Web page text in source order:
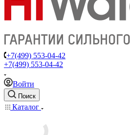
+7(499) 553-04-42
+7(499) 553-04-42
Войти
Поиск
Каталог